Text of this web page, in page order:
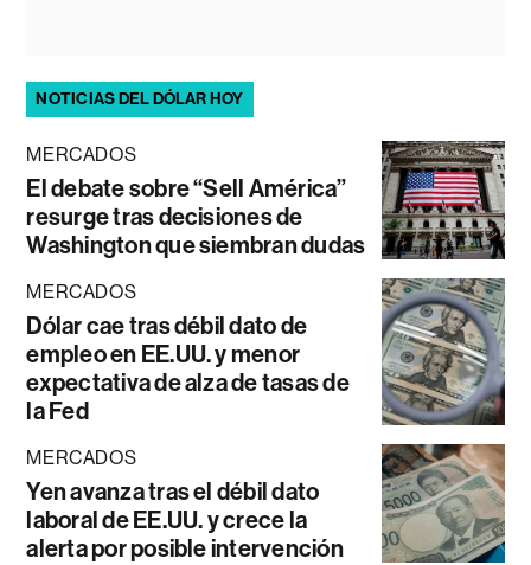
NOTICIAS DEL DÓLAR HOY
MERCADOS
El debate sobre “Sell América”
resurge tras decisiones de
Washington que siembran dudas
MERCADOS
Dólar cae tras débil dato de
empleo en EE.UU. y menor
expectativa de alza de tasas de
la Fed
MERCADOS
Yen avanza tras el débil dato
laboral de EE.UU. y crece la
alerta por posible intervención